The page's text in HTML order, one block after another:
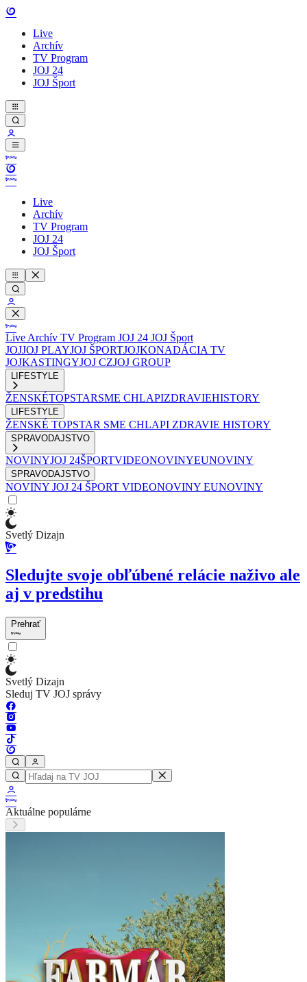
Live
Archív
TV Program
JOJ 24
JOJ Šport
Live
Archív
TV Program
JOJ 24
JOJ Šport
Live Archív TV Program JOJ 24 JOJ Šport
JOJJOJ PLAYJOJ ŠPORTJOJKONADÁCIA TV
JOJKASTINGYJOJ CZJOJ GROUP
LIFESTYLE
ŽENSKÉTOPSTARSME CHLAPIZDRAVIEHISTORY
LIFESTYLE
ŽENSKÉ TOPSTAR SME CHLAPI ZDRAVIE HISTORY
SPRAVODAJSTVO
NOVINYJOJ 24ŠPORTVIDEONOVINYEUNOVINY
SPRAVODAJSTVO
NOVINY JOJ 24 ŠPORT VIDEONOVINY EUNOVINY
Svetlý Dizajn
Sledujte svoje obľúbené relácie naživo ale
aj v predstihu
Prehrať
Svetlý Dizajn
Sleduj TV JOJ správy
Aktuálne populárne